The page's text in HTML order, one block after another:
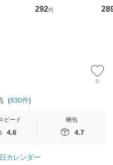
ード
ル便送
その正しい理解と
克服法 (SB新書 57
292円
のが
0
(830件)
ピード
4.6
梱包
4.7
カレンダー